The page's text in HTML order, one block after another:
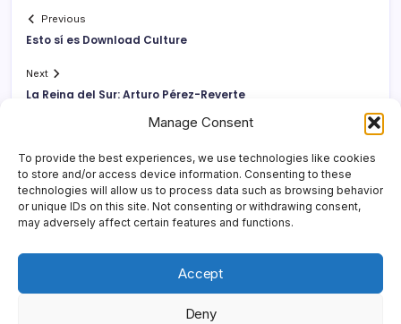
Manage Consent
To provide the best experiences, we use technologies like cookies
to store and/or access device information. Consenting to these
technologies will allow us to process data such as browsing behavior
or unique IDs on this site. Not consenting or withdrawing consent,
may adversely affect certain features and functions.
Accept
Deny
Previous
Esto sí­ es Download Culture
Next
La Reina del Sur: Arturo Pérez-Reverte